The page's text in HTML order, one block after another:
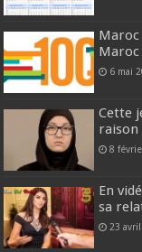
Maroc
Maroc
6 mai
Cette
raison
8
En
sa
23